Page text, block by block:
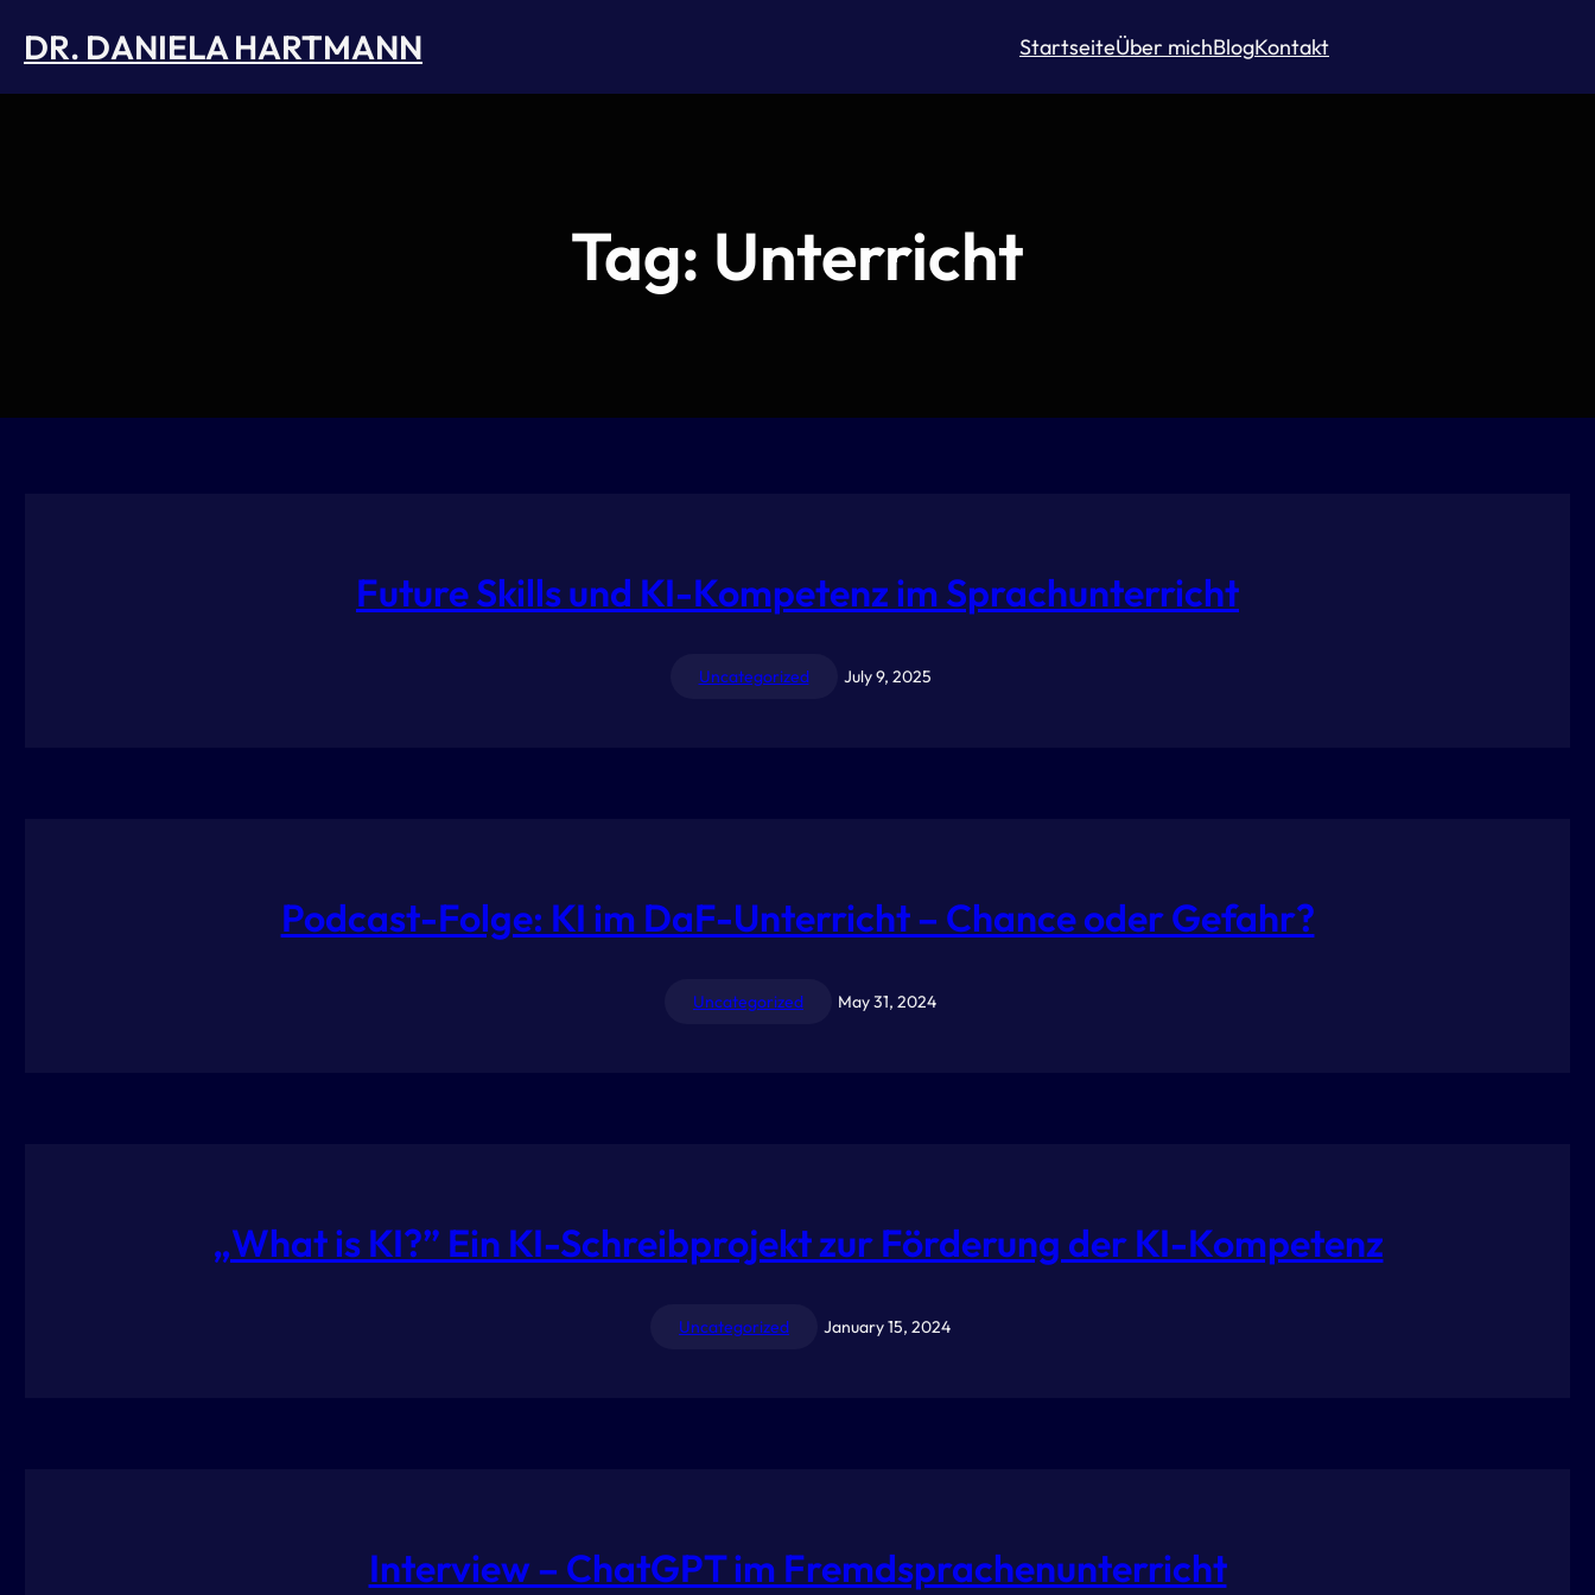
content
DR. DANIELA HARTMANN StartseiteÜber michBlogKontakt
Tag: Unterricht
Future Skills und KI-Kompetenz im Sprachunterricht
Uncategorized July 9, 2025
Podcast-Folge: KI im DaF-Unterricht – Chance oder Gefahr?
Uncategorized May 31, 2024
„What is KI?” Ein KI-Schreibprojekt zur Förderung der KI-Kompetenz
Uncategorized January 15, 2024
Interview – ChatGPT im Fremdsprachenunterricht